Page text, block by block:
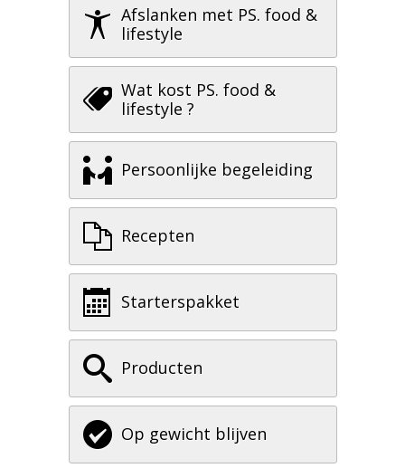
Afslanken met PS. food &
lifestyle
Wat kost PS. food &
lifestyle ?
Persoonlijke begeleiding
Recepten
Starterspakket
Producten
Op gewicht blijven